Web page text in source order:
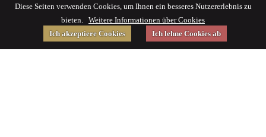
Diese Seiten verwenden Cookies, um Ihnen ein besseres Nutzererlebnis zu
bieten. Weitere Informationen über Cookies
Ich akzeptiere Cookies
Ich lehne Cookies ab